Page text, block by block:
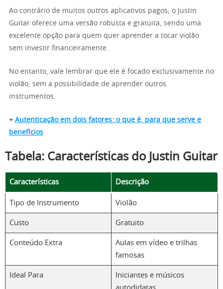
Ao contrário de muitos outros aplicativos pagos, o Justin
Guitar oferece uma versão robusta e gratuita, sendo uma
excelente opção para quem quer aprender a tocar violão
sem investir financeiramente.
No entanto, vale lembrar que ele é focado exclusivamente no
violão, sem a possibilidade de aprender outros
instrumentos.
+ Autenticação em dois fatores: o que é, para que serve e
benefícios
Tabela: Características do Justin Guitar
Características Descrição
Tipo de Instrumento Violão
Custo Gratuito
Conteúdo Extra
Aulas em vídeo e trilhas
famosas
Ideal Para
Iniciantes e músicos